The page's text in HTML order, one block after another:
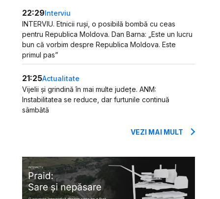
22:29Interviu
INTERVIU. Etnicii ruși, o posibilă bombă cu ceas
pentru Republica Moldova. Dan Barna: „Este un lucru
bun că vorbim despre Republica Moldova. Este
primul pas”
21:25Actualitate
Vijelii și grindină în mai multe județe. ANM:
Instabilitatea se reduce, dar furtunile continuă
sâmbătă
VEZI MAI MULT